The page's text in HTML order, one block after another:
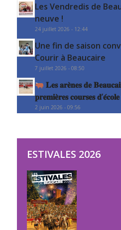
Les Vendredis de
neuve !
24 juillet 2026 - 12:44
Une fin de saison
Courir à Beaucaire
7 juillet 2026 - 08:50
𝐋𝐞𝐬 𝐚𝐫𝐞̀𝐧𝐞𝐬 𝐝𝐞
𝐩𝐫𝐞𝐦𝐢𝐞̀𝐫𝐞𝐬 𝐜𝐨𝐮𝐫𝐬𝐞𝐬
2 juin 2026 - 09:56
ESTIVALES 2026